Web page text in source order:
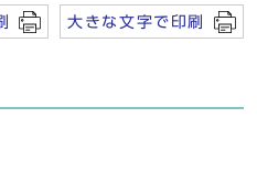
大きな文字で印刷